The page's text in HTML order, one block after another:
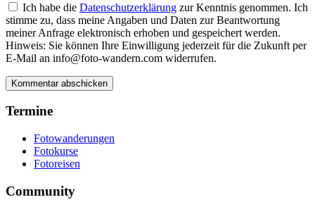
Ich habe die Datenschutzerklärung zur Kenntnis genommen. Ich
stimme zu, dass meine Angaben und Daten zur Beantwortung
meiner Anfrage elektronisch erhoben und gespeichert werden.
Hinweis: Sie können Ihre Einwilligung jederzeit für die Zukunft per
E-Mail an info@foto-wandern.com widerrufen.
Termine
Fotowanderungen
Fotokurse
Fotoreisen
Community